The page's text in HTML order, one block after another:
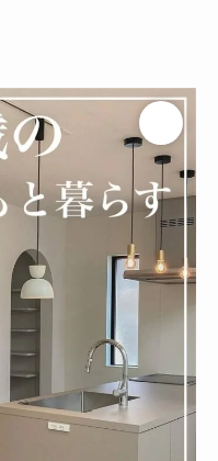
グ
積水ハウス
LIXIL